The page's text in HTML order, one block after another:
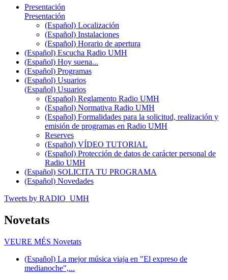
Presentación
Presentación
(Español) Localización
(Español) Instalaciones
(Español) Horario de apertura
(Español) Escucha Radio UMH
(Español) Hoy suena...
(Español) Programas
(Español) Usuarios
(Español) Usuarios
(Español) Reglamento Radio UMH
(Español) Normativa Radio UMH
(Español) Formalidades para la solicitud, realización y
emisión de programas en Radio UMH
Reserves
(Español) VÍDEO TUTORIAL
(Español) Protección de datos de carácter personal de
Radio UMH
(Español) SOLICITA TU PROGRAMA
(Español) Novedades
Tweets by RADIO_UMH
Novetats
VEURE MÉS Novetats
(Español) La mejor música viaja en "El expreso de
medianoche",...